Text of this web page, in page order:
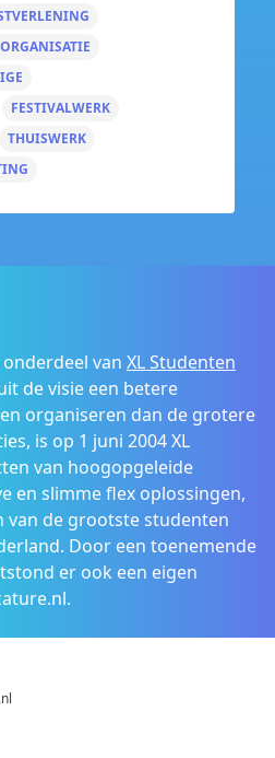
FESTIVALWERK
THUISWERK
van XL Studenten
de visie een betere
organiseren dan de grotere
is op 1 juni 2004 XL
van hoogopgeleide
en slimme flex oplossingen,
van de grootste studenten
Door een toenemende
er ook een eigen